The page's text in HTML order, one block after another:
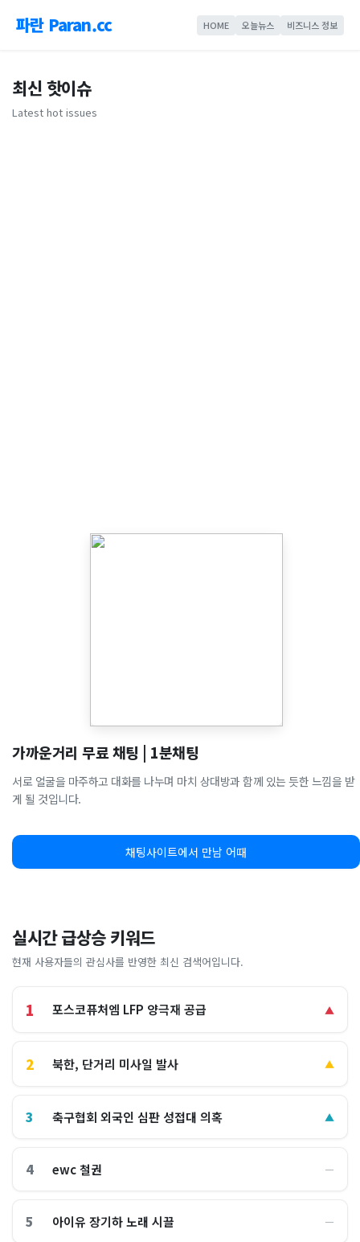
파란 Paran.cc HOME 오늘뉴스 비즈니스 정보
최신 핫이슈
Latest hot issues
가까운거리 무료 채팅 | 1분채팅
서로 얼굴을 마주하고 대화를 나누며 마치 상대방과 함께 있는 듯한 느낌을 받
게 될 것입니다.
채팅사이트에서 만남 어때
실시간 급상승 키워드
현재 사용자들의 관심사를 반영한 최신 검색어입니다.
1 포스코퓨처엠 LFP 양극재 공급 ▲
2 북한, 단거리 미사일 발사 ▲
3 축구협회 외국인 심판 성접대 의혹 ▲
4 ewc 철권 ―
5 아이유 장기하 노래 시끌 ―